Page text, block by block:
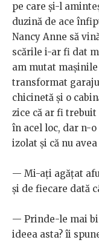
pe care și-l
duzină de ace
Nancy Anne să
scările i-ar fi dat
am mutat
transformat
chicinetă și o
zice că ar fi
în acel loc, dar n-o
izolat și că nu
— Mi-ați agățat
și de fiecare dată
— Prinde-le mai
ideea asta? îi